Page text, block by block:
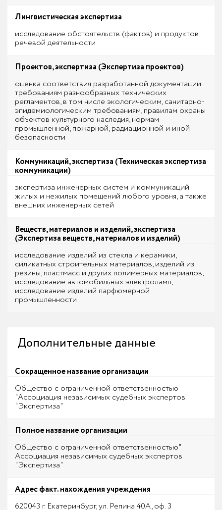
Лингвистическая экспертиза
исследование обстоятельств (фактов) и продуктов
речевой деятельности
Проектов, экспертиза (Экспертиза проектов)
оценка соответствия разработанной документации
требованиям разнообразных технических
регламентов, в том числе экологическим, санитарно-
эпидемиологическим требованиям, правилам охраны
объектов культурного наследия, нормам
промышленной, пожарной, радиационной и иной
безопасности
Коммуникаций, экспертиза (Техническая экспертиза
коммуникации)
экспертиза инженерных систем и коммуникаций
жилых и нежилых помещений любого уровня, а также
внешних инженерных сетей
Веществ, материалов и изделий, экспертиза
(Экспертиза веществ, материалов и изделий)
исследование изделий из стекла и керамики,
силикатных строительных материалов, изделий из
резины, пластмасс и других полимерных материалов,
исследование автомобильных электроламп,
исследование изделий парфюмерной
промышленности
Дополнительные данные
Сокращенное название организации
Общество с ограниченной ответственностью
"Ассоциация независимых судебных экспертов
"Экспертиза"
Полное название организации
Общество с ограниченной ответственностью"
Ассоциация независимых судебных экспертов
"Экспертиза"
Адрес факт. нахождения учреждения
620043 г. Екатеринбург, ул. Репина 40А, оф. 3